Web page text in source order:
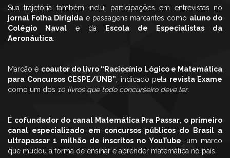
Sua trajetória também inclui participações em entrevistas no
jornal Folha Dirigidae passagens marcantes como aluno do
Colégio Naval e da
Escola de Especialistas da
Aeronáutica
Marcão é coautor do livro “Raciocínio Lógico e Matemática
para Concursos CESPE/UNB” , indicado pela revista Exame
como um dos 10 livros que todo concurseiro deve ler.
É cofundador do canal Matemática Pra Passar o primeiro
canal especializado em concursos públicos do Brasil a
ultrapassar 1 milhão de inscritos no YouTube , um marco
que mudou a forma de ensinar e aprender matemática no país.